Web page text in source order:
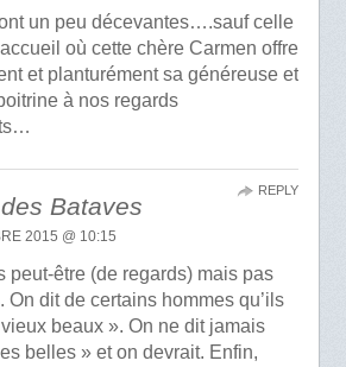
un peu décevantes….sauf celle
où cette chère Carmen offre
et planturément sa généreuse et
à nos regards
Bataves
2015 @ 10:15
peut-être (de regards) mais pas
On dit de certains hommes qu’ils
beaux ». On ne dit jamais
belles » et on devrait. Enfin,
REPLY